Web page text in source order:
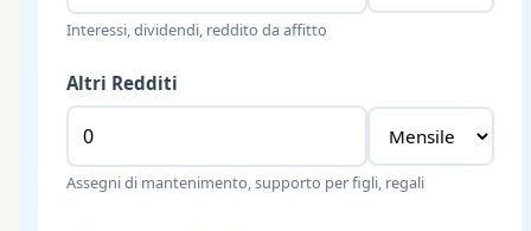
Interessi, dividendi, reddito da affitto
Altri Redditi
Assegni di mantenimento, supporto per figli, regali